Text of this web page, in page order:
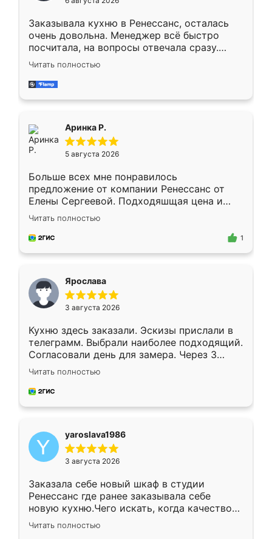
мебели буду заказывать только здесь.
Заказывала кухню в Ренессанс, осталась
очень довольна. Менеджер всё быстро
посчитала, на вопросы отвечала сразу.
Замерщик приехал в субботу, подошёл к
делу со всей ответственностью. Собрали
за день, ребята работали аккуратно, даже
Читать полностью
Аринка Р.
5 августа 2026
Больше всех мне понравилось
предложение от компании Ренессанс от
Елены Сергеевой. Подходяшщая цена и
короткие сроки изготовления. Приехавший
для замера сотрудник Владислав
предложил по моему эскизу самый
Читать полностью
1
Ярослава
3 августа 2026
Кухню здесь заказали. Эскизы прислали в
телеграмм. Выбрали наиболее подходящий.
Согласовали день для замера. Через 3
недели кухня была уже готова. Остались
довольны работой. Спасибо Ренессанс
мебель за качественную работу!
Читать полностью
yaroslava1986
3 августа 2026
Заказала себе новый шкаф в студии
Ренессанс где ранее заказывала себе
новую кухню.Чего искать, когда качеством
вполне довольна. Служит кухня уже почти
два года, нареканий нет.
Читать полностью